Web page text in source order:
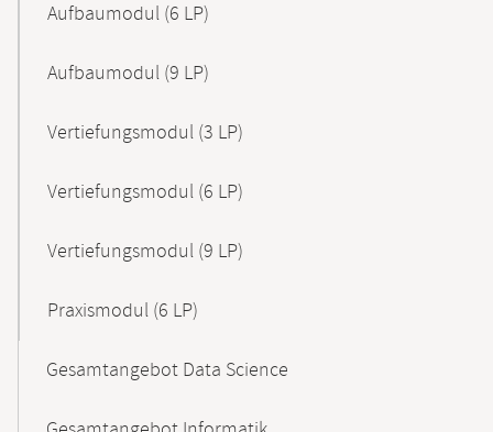
Aufbaumodul (6 LP)
Aufbaumodul (9 LP)
Vertiefungsmodul (3 LP)
Vertiefungsmodul (6 LP)
Vertiefungsmodul (9 LP)
Praxismodul (6 LP)
Gesamtangebot Data Science